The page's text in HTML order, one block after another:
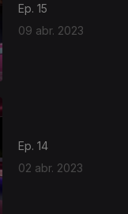
Ep. 15
09 abr. 2023
Ep. 14
02 abr. 2023